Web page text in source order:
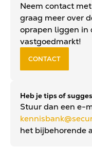
Neem contact
graag meer over
oprapen liggen in
vastgoedmarkt!
CONTACT
Heb je tips of
Stuur dan een e-
het bijbehorende